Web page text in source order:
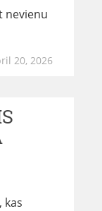
nevienu
20, 2026
kas